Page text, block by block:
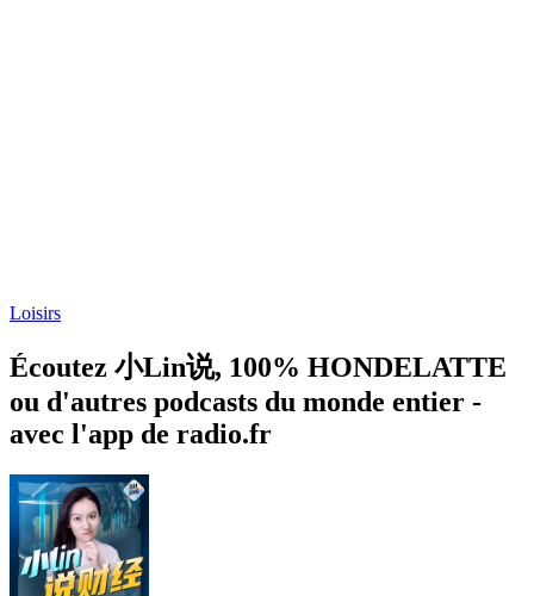
Loisirs
Écoutez 小Lin说, 100% HONDELATTE
ou d'autres podcasts du monde entier -
avec l'app de radio.fr